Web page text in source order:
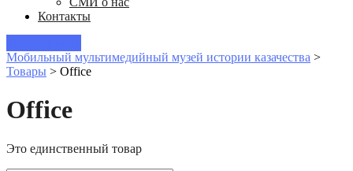
Контакты
Мобильный мультимедийный музей истории казачества >
Товары > Office
Office
Это единственный товар